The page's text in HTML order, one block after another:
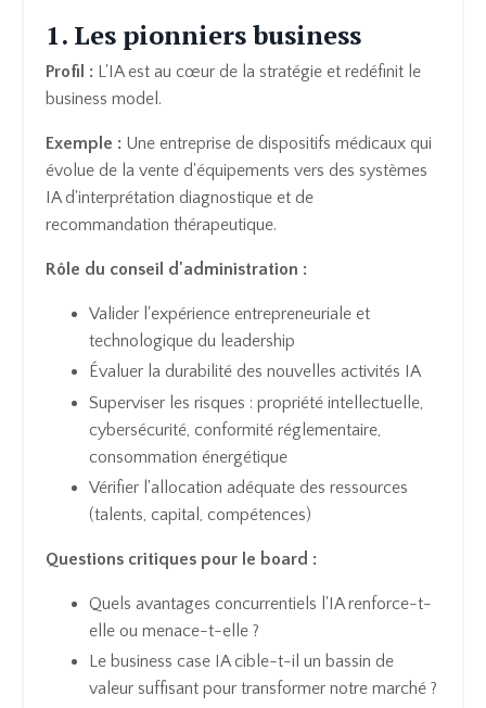
1. Les pionniers business
Profil : L'IA est au cœur de la stratégie et redéfinit le
business model.
Exemple : Une entreprise de dispositifs médicaux qui
évolue de la vente d'équipements vers des systèmes
IA d'interprétation diagnostique et de
recommandation thérapeutique.
Rôle du conseil d'administration :
Valider l'expérience entrepreneuriale et
technologique du leadership
Évaluer la durabilité des nouvelles activités IA
Superviser les risques : propriété intellectuelle,
cybersécurité, conformité réglementaire,
consommation énergétique
Vérifier l'allocation adéquate des ressources
(talents, capital, compétences)
Questions critiques pour le board :
Quels avantages concurrentiels l'IA renforce-t-
elle ou menace-t-elle ?
Le business case IA cible-t-il un bassin de
valeur suffisant pour transformer notre marché ?